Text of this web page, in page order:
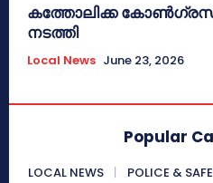
കത്തോലിക്ക
നടത്തി
Local News June 23, 2026
Popular
LOCAL NEWS POLICE &